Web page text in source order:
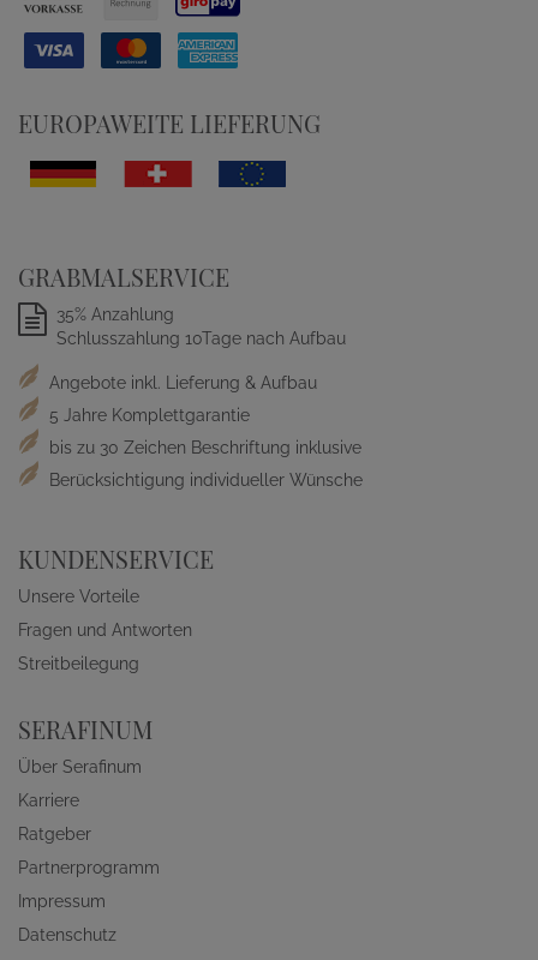
EUROPAWEITE LIEFERUNG
GRABMALSERVICE
35% Anzahlung
Schlusszahlung 10Tage nach Aufbau
Angebote inkl. Lieferung & Aufbau
5 Jahre Komplettgarantie
bis zu 30 Zeichen Beschriftung inklusive
Berücksichtigung individueller Wünsche
KUNDENSERVICE
Unsere Vorteile
Fragen und Antworten
Streitbeilegung
SERAFINUM
Über Serafinum
Karriere
Ratgeber
Partnerprogramm
Impressum
Datenschutz